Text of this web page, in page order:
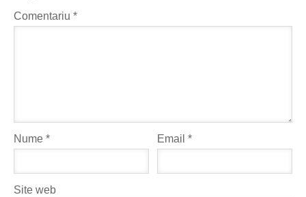
Comentariu *
Nume * Email*
Site web